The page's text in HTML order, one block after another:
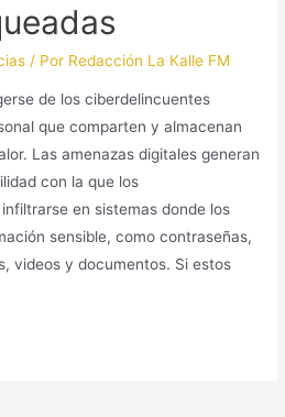
/ Por Redacción La Kalle FM
de los ciberdelincuentes
que comparten y almacenan
Las amenazas digitales generan
con la que los
en sistemas donde los
sensible, como contraseñas,
videos y documentos. Si estos